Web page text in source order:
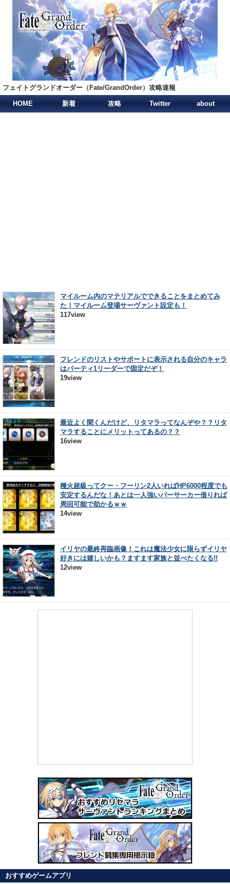
フェイトグランドオーダー（Fate/GrandOrder）攻略速報
HOME 新着 攻略 Twitter about
マイルーム内のマテリアルでできることをまとめてみ
た！マイルーム登場サーヴァント設定も！
117view
フレンドのリストやサポートに表示される自分のキャラ
はパーティ1リーダーで固定だぞ！
19view
最近よく聞くんだけど、リタマラってなんぞや？？リタ
マラすることにメリットってあるの？？
16view
種火超級ってクー・フーリン2人いればHP6000程度でも
安定するんだな！あとは一人強いバーサーカー借りれば
周回可能で助かるｗｗ
14view
イリヤの最終再臨画像！これは魔法少女に限らずイリヤ
好きには嬉しいかも？ますます家族と並べたくなる!!
12view
おすすめゲームアプリ